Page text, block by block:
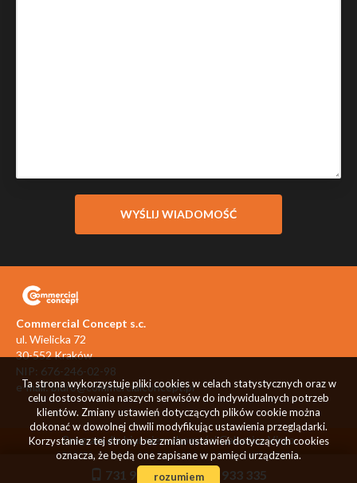
731 933 334 731 933 335
Commercial Concept s.c.
ul. Wielicka 72
30-552 Kraków
NIP: 676-246-02-98
e-mail:biuro@commercialconcept.pl
Program dla biur nieruchomościGalactica Virgo
Ta strona wykorzystuje pliki cookies w celach statystycznych oraz w
celu dostosowania naszych serwisów do indywidualnych potrzeb
klientów. Zmiany ustawień dotyczących plików cookie można
dokonać w dowolnej chwili modyfikując ustawienia przeglądarki.
Korzystanie z tej strony bez zmian ustawień dotyczących cookies
oznacza, że będą one zapisane w pamięci urządzenia.
rozumiem